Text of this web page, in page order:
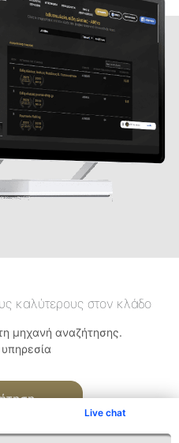
Live chat
καλύτερους στον κλάδο
μηχανή αναζήτησης.